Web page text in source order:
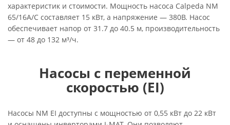
характеристик и стоимости. Мощность насоса Calpeda NM
65/16A/C составляет 15 кВт, а напряжение — 380В. Насос
обеспечивает напор от 31.7 до 40.5 м, производительность
— от 48 до 132 м³/ч.
Насосы с переменной
скоростью (EI)
Насосы NM EI доступны с мощностью от 0,55 кВт до 22 кВт